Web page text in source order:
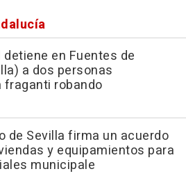
detiene en Fuentes de
a dos personas
fraganti robando
de Sevilla firma un acuerdo
y equipamientos para
municipale